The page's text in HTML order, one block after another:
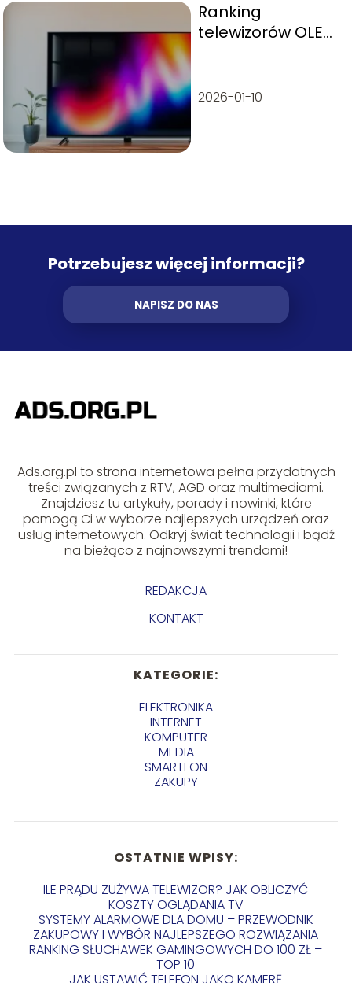
Ranking
telewizorów OLED
2026-01-10
Potrzebujesz więcej informacji?
NAPISZ DO NAS
Ads.org.pl to strona internetowa pełna przydatnych
treści związanych z RTV, AGD oraz multimediami.
Znajdziesz tu artykuły, porady i nowinki, które
pomogą Ci w wyborze najlepszych urządzeń oraz
usług internetowych. Odkryj świat technologii i bądź
na bieżąco z najnowszymi trendami!
REDAKCJA
KONTAKT
KATEGORIE:
ELEKTRONIKA
INTERNET
KOMPUTER
MEDIA
SMARTFON
ZAKUPY
OSTATNIE WPISY:
ILE PRĄDU ZUŻYWA TELEWIZOR? JAK OBLICZYĆ
KOSZTY OGLĄDANIA TV
SYSTEMY ALARMOWE DLA DOMU – PRZEWODNIK
ZAKUPOWY I WYBÓR NAJLEPSZEGO ROZWIĄZANIA
RANKING SŁUCHAWEK GAMINGOWYCH DO 100 ZŁ –
TOP 10